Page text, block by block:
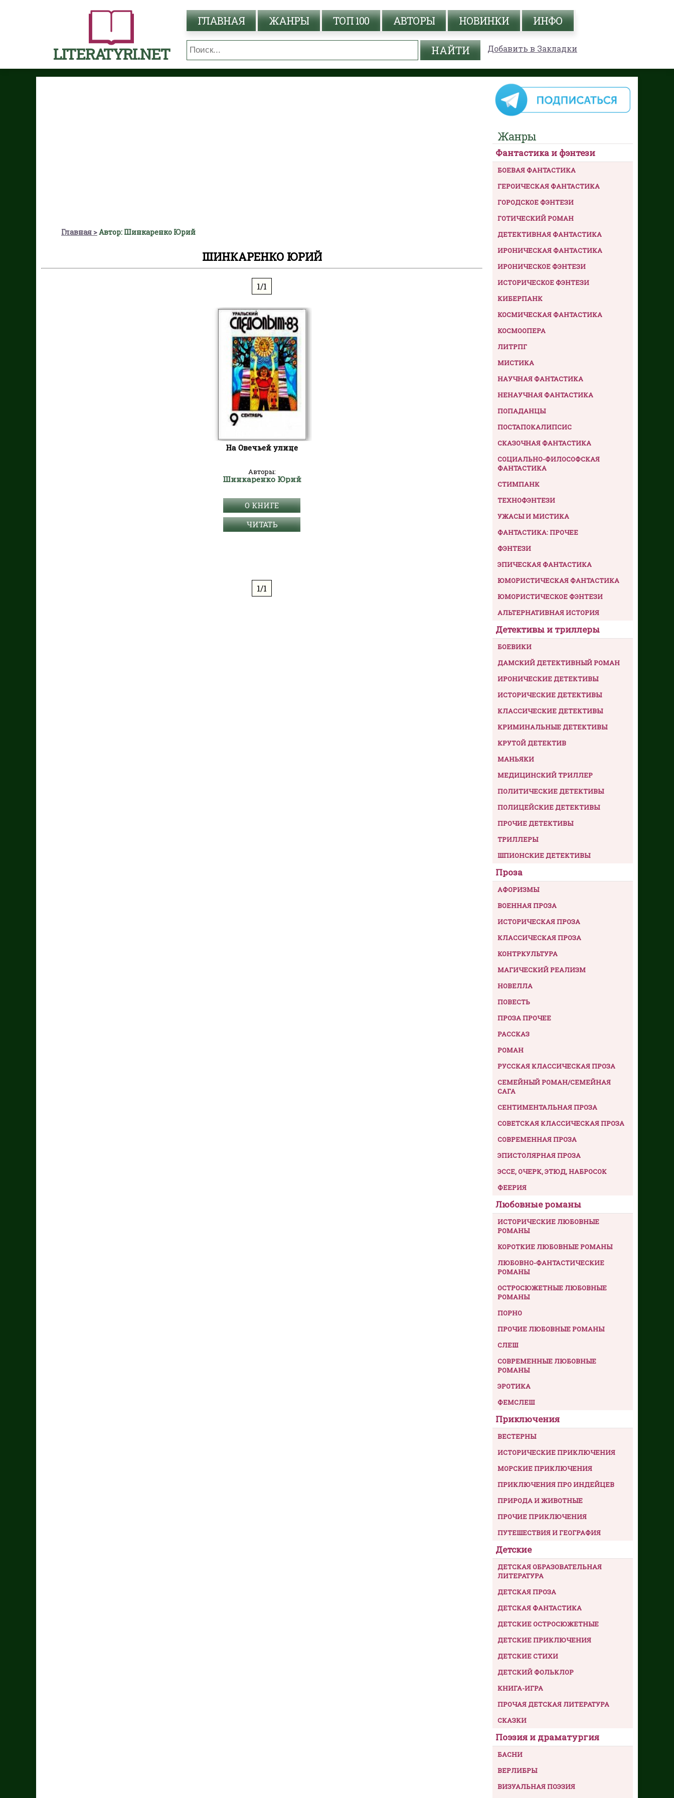
LITERATYRI.NET
ГЛАВНАЯ ЖАНРЫ ТОП 100 АВТОРЫ НОВИНКИ ИНФО
Добавить в Закладки
Главная Автор: Шинкаренко Юрий
ШИНКАРЕНКО ЮРИЙ
1/1
На Овечьей улице
Авторы:
Шинкаренко Юрий
О КНИГЕ
ЧИТАТЬ
1/1
Жанры
Фантастика и фэнтези
БОЕВАЯ ФАНТАСТИКА
ГЕРОИЧЕСКАЯ ФАНТАСТИКА
ГОРОДСКОЕ ФЭНТЕЗИ
ГОТИЧЕСКИЙ РОМАН
ДЕТЕКТИВНАЯ ФАНТАСТИКА
ИРОНИЧЕСКАЯ ФАНТАСТИКА
ИРОНИЧЕСКОЕ ФЭНТЕЗИ
ИСТОРИЧЕСКОЕ ФЭНТЕЗИ
КИБЕРПАНК
КОСМИЧЕСКАЯ ФАНТАСТИКА
КОСМООПЕРА
ЛИТРПГ
МИСТИКА
НАУЧНАЯ ФАНТАСТИКА
НЕНАУЧНАЯ ФАНТАСТИКА
ПОПАДАНЦЫ
ПОСТАПОКАЛИПСИС
СКАЗОЧНАЯ ФАНТАСТИКА
СОЦИАЛЬНО-ФИЛОСОФСКАЯ
ФАНТАСТИКА
СТИМПАНК
ТЕХНОФЭНТЕЗИ
УЖАСЫ И МИСТИКА
ФАНТАСТИКА: ПРОЧЕЕ
ФЭНТЕЗИ
ЭПИЧЕСКАЯ ФАНТАСТИКА
ЮМОРИСТИЧЕСКАЯ ФАНТАСТИКА
ЮМОРИСТИЧЕСКОЕ ФЭНТЕЗИ
АЛЬТЕРНАТИВНАЯ ИСТОРИЯ
Детективы и триллеры
БОЕВИКИ
ДАМСКИЙ ДЕТЕКТИВНЫЙ РОМАН
ИРОНИЧЕСКИЕ ДЕТЕКТИВЫ
ИСТОРИЧЕСКИЕ ДЕТЕКТИВЫ
КЛАССИЧЕСКИЕ ДЕТЕКТИВЫ
КРИМИНАЛЬНЫЕ ДЕТЕКТИВЫ
КРУТОЙ ДЕТЕКТИВ
МАНЬЯКИ
МЕДИЦИНСКИЙ ТРИЛЛЕР
ПОЛИТИЧЕСКИЕ ДЕТЕКТИВЫ
ПОЛИЦЕЙСКИЕ ДЕТЕКТИВЫ
ПРОЧИЕ ДЕТЕКТИВЫ
ТРИЛЛЕРЫ
ШПИОНСКИЕ ДЕТЕКТИВЫ
Проза
АФОРИЗМЫ
ВОЕННАЯ ПРОЗА
ИСТОРИЧЕСКАЯ ПРОЗА
КЛАССИЧЕСКАЯ ПРОЗА
КОНТРКУЛЬТУРА
МАГИЧЕСКИЙ РЕАЛИЗМ
НОВЕЛЛА
ПОВЕСТЬ
ПРОЗА ПРОЧЕЕ
РАССКАЗ
РОМАН
РУССКАЯ КЛАССИЧЕСКАЯ ПРОЗА
СЕМЕЙНЫЙ РОМАН/СЕМЕЙНАЯ
САГА
СЕНТИМЕНТАЛЬНАЯ ПРОЗА
СОВЕТСКАЯ КЛАССИЧЕСКАЯ ПРОЗА
СОВРЕМЕННАЯ ПРОЗА
ЭПИСТОЛЯРНАЯ ПРОЗА
ЭССЕ, ОЧЕРК, ЭТЮД, НАБРОСОК
ФЕЕРИЯ
Любовные романы
ИСТОРИЧЕСКИЕ ЛЮБОВНЫЕ
РОМАНЫ
КОРОТКИЕ ЛЮБОВНЫЕ РОМАНЫ
ЛЮБОВНО-ФАНТАСТИЧЕСКИЕ
РОМАНЫ
ОСТРОСЮЖЕТНЫЕ ЛЮБОВНЫЕ
РОМАНЫ
ПОРНО
ПРОЧИЕ ЛЮБОВНЫЕ РОМАНЫ
СЛЕШ
СОВРЕМЕННЫЕ ЛЮБОВНЫЕ
РОМАНЫ
ЭРОТИКА
ФЕМСЛЕШ
Приключения
ВЕСТЕРНЫ
ИСТОРИЧЕСКИЕ ПРИКЛЮЧЕНИЯ
МОРСКИЕ ПРИКЛЮЧЕНИЯ
ПРИКЛЮЧЕНИЯ ПРО ИНДЕЙЦЕВ
ПРИРОДА И ЖИВОТНЫЕ
ПРОЧИЕ ПРИКЛЮЧЕНИЯ
ПУТЕШЕСТВИЯ И ГЕОГРАФИЯ
Детские
ДЕТСКАЯ ОБРАЗОВАТЕЛЬНАЯ
ЛИТЕРАТУРА
ДЕТСКАЯ ПРОЗА
ДЕТСКАЯ ФАНТАСТИКА
ДЕТСКИЕ ОСТРОСЮЖЕТНЫЕ
ДЕТСКИЕ ПРИКЛЮЧЕНИЯ
ДЕТСКИЕ СТИХИ
ДЕТСКИЙ ФОЛЬКЛОР
КНИГА-ИГРА
ПРОЧАЯ ДЕТСКАЯ ЛИТЕРАТУРА
СКАЗКИ
Поэзия и драматургия
БАСНИ
ВЕРЛИБРЫ
ВИЗУАЛЬНАЯ ПОЭЗИЯ